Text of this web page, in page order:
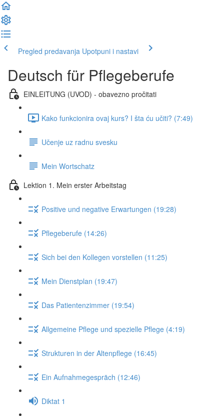
Pregled predavanja Upotpuni i nastavi
Deutsch für Pflegeberufe
EINLEITUNG (UVOD) - obavezno pročitati
Kako funkcionira ovaj kurs? I šta ću učiti? (7:49)
Učenje uz radnu svesku
Mein Wortschatz
Lektion 1. Mein erster Arbeitstag
Positive und negative Erwartungen (19:28)
Pflegeberufe (14:26)
Sich bei den Kollegen vorstellen (11:25)
Mein Dienstplan (19:47)
Das Patientenzimmer (19:54)
Allgemeine Pflege und spezielle Pflege (4:19)
Strukturen in der Altenpflege (16:45)
Ein Aufnahmegespräch (12:46)
Diktat 1